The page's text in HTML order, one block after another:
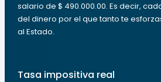
salario de $ 490.000.00. Es decir,
del dinero por el que tanto te
al Estado.
Tasa impositiva real